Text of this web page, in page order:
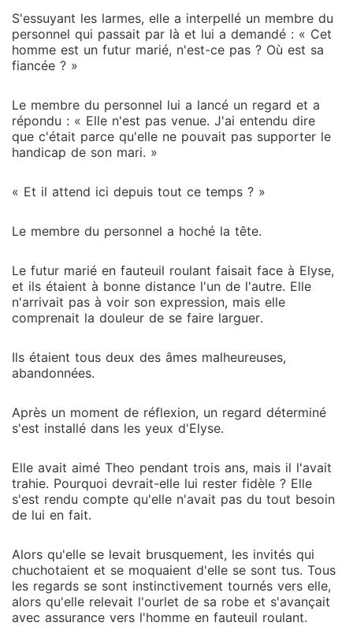
S'essuyant les larmes, elle a interpellé un membre du
personnel qui passait par là et lui a demandé : « Cet
homme est un futur marié, n'est-ce pas ? Où est sa
fiancée ? »
Le membre du personnel lui a lancé un regard et a
répondu : « Elle n'est pas venue. J'ai entendu dire
que c'était parce qu'elle ne pouvait pas supporter le
handicap de son mari. »
« Et il attend ici depuis tout ce temps ? »
Le membre du personnel a hoché la tête.
Le futur marié en fauteuil roulant faisait face à Elyse,
et ils étaient à bonne distance l'un de l'autre. Elle
n'arrivait pas à voir son expression, mais elle
comprenait la douleur de se faire larguer.
Ils étaient tous deux des âmes malheureuses,
abandonnées.
Après un moment de réflexion, un regard déterminé
s'est installé dans les yeux d'Elyse.
Elle avait aimé Theo pendant trois ans, mais il l'avait
trahie. Pourquoi devrait-elle lui rester fidèle ? Elle
s'est rendu compte qu'elle n'avait pas du tout besoin
de lui en fait.
Alors qu'elle se levait brusquement, les invités qui
chuchotaient et se moquaient d'elle se sont tus. Tous
les regards se sont instinctivement tournés vers elle,
alors qu'elle relevait l'ourlet de sa robe et s'avançait
avec assurance vers l'homme en fauteuil roulant.